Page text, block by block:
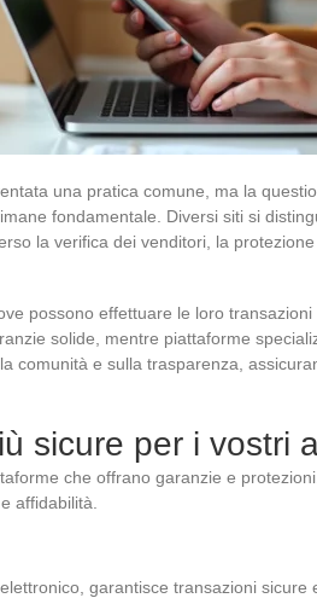
una pratica comune, ma la
fondamentale. Diversi siti si
la verifica dei venditori, la
possono effettuare le loro
solide, mentre piattaforme
comunità e sulla trasparenza,
sicure per i vostri
che offrano garanzie e
affidabilità.
garantisce transazioni sicure